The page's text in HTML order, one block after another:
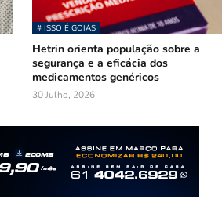
# ISSO É GOIÁS
Hetrin orienta população sobre a
segurança e a eficácia dos
medicamentos genéricos
30 Julho, 2026